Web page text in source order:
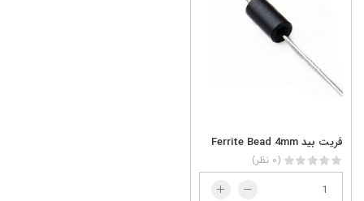
فریت بید Ferrite Bead 4mm
(0 نظر)